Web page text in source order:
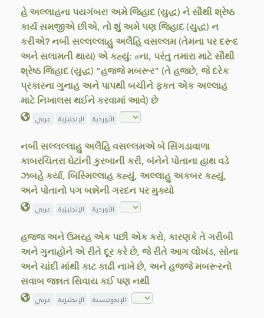
હે અલ્લાહના પયગંબર! અમે જિહાદ (યુદ્ધ) ને સૌથી શ્રેષ્ઠ
કાર્ય સમજીએ છીએ, તો શું અમે પણ જિહાદ (યુદ્ધ) ન
કરીએ? નબી સલ્લલ્લાહુ અલૈહિ વસલ્લમ (તેમના પર દરૂદ
અને સલામતી થાય) એ કહ્યું: «ના, પરંતુ તમારા માટે સૌથી
શ્રેષ્ઠ જિહાદ (યુદ્ધ) "હજ્જે મબરૂર" (તે હજછે, જે દરેક
પ્રકારના ગુનાહ અને પાપથી બચીને ફકત એક અલ્લાહ
માટે નિખાલસ થઈને કરવામાં આવે) છે
عربي الإنجليزية الأوردية
નબી સલ્લલ્લાહુ અલૈહિ વસલ્લમએ બે સિંગડાવાળા
કાબરચિતરા ઘેટાંની કુરબાની કરી, બંનેને પોતાના હાથ વડે
ઝબહે કર્યા, બિસ્મિલ્લાહ કહ્યું, અલ્લાહુ અકબર કહ્યું,
અને પોતાનો પગ બન્નેની ગરદન પર મુક્યો
عربي الإنجليزية الأوردية
હજ્જ અને ઉમરહ એક પછી એક કરો, કારણકે તે ગરીબી
અને ગુનાહોને એ રીતે દૂર કરે છે, જે રીતે આગ લોખંડ, સોના
અને ચાંદી માંથી કાટ કાઢી નાખે છે, અને હજ્જે મબરૂરનો
સવાબ જન્નત સિવાય કઈ પણ નથી
عربي الإنجليزية الإندونيسية